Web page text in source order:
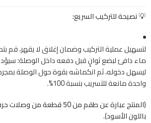
💡 نصيحة للتركيب السريع:
لتسهيل عملية التركيب وضمان إغلاق لا يقهر، قم
ماء دافئ لبضع ثوانٍ قبل دفعه داخل الوصلة؛
ليسهل دخوله، ثم انكماشه بقوة حول الوصلة
واحدة مانعة للتسريب بنسبة 100%.
باللون الأسود).